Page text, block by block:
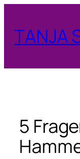
springen
TANJA
5